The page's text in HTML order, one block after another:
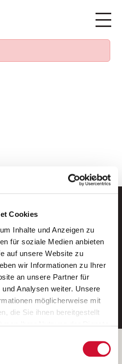
Cookies
Inhalte und Anzeigen zu
für soziale Medien anbieten
auf unsere Website zu
wir Informationen zu Ihrer
an unsere Partner für
Analysen weiter. Unsere
möglicherweise mit
die Sie ihnen bereitgestellt
klicken, so stimmen
Cookies zu. Sie können
per E-Mail.
Service von AWO
eintragen